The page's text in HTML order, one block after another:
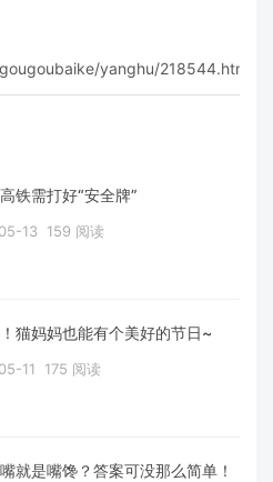
yanghu/218544.html
铁需打好“安全牌”
13 159 阅读
猫妈妈也能有个美好的节日~
11 175 阅读
就是嘴馋？答案可没那么简单！